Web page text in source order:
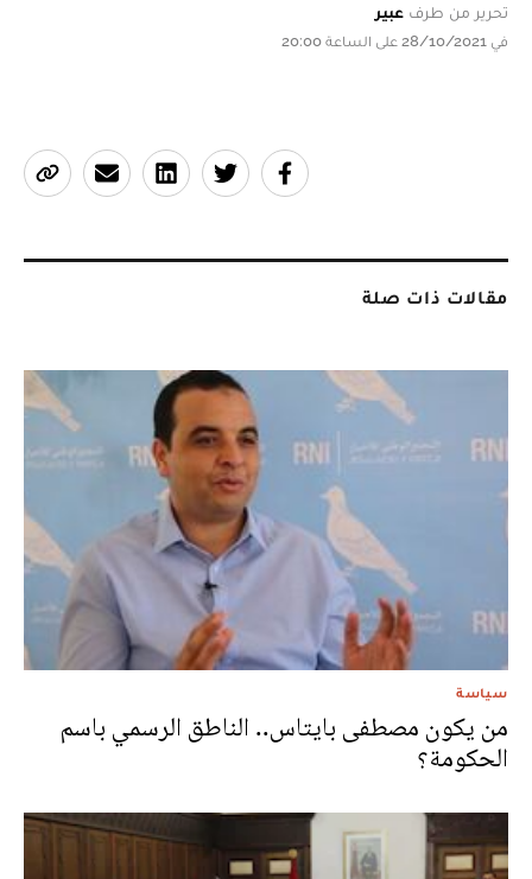
تحرير من طرف عبير
في 28/10/2021 على الساعة 20:00
مقالات ذات صلة
سياسة
من يكون مصطفى بايتاس.. الناطق الرسمي باسم
الحكومة؟